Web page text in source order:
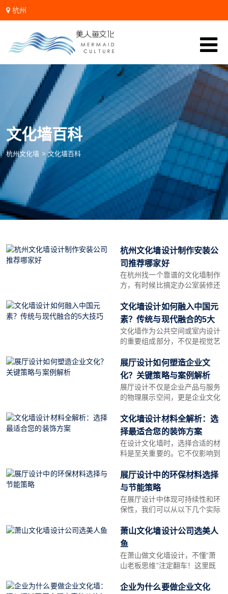
杭州
微信:zhanglidali
文化墙百科
杭州文化墙 >文化墙百科
杭州文化墙设计制作安装公
司推荐哪家好
在杭州找一个靠谱的文化墙制作
方，有时候比搞定办公室装修还
是上个月一个做电商的朋友在饭
桌上吐槽的原话。他的公司刚搬
到未来科技城，前台背后那面墙
空了三个月，HR总监催了不下
十次。他前后找了四五家，要么
方案太土，要么报价虚高，要么
嘴上说美院设计师操刀结果出图
一看像打印店模板。
文化墙设计如何融入中国元
素？传统与现代融合的5大
技巧
文化墙作为公共空间或室内设计
的重要组成部分，不仅是视觉艺
介。在当代设计中，如何将中国
传统文化元素巧妙融入文化墙设
计，既传承文化根脉，又赋予现
代审美价值，成为设计师和文化
机构共同探索的课题。
展厅设计如何塑造企业文
化？关键策略与案例解析
展厅设计不仅是企业产品与服务
的物理展示空间，更是企业文化
划与创意设计，展厅能够将抽象
的企业理念转化为具象的视觉符
号，从而强化品牌认知、提升市
场竞争力，并深化员工对企业价
值观的认同感。
文化墙设计材料全解析：选
择最适合您的装饰方案
在设计文化墙时，选择合适的材
料是至关重要的。它不仅影响到
性、维护成本及环保性能等多个
方面。以下是几种常见的文化墙
设计材料及其特性分析，帮助您
做出最佳选择。
展厅设计中的环保材料选择
与节能策略
在展厅设计中体现可持续性和环
保性，我们可以从以下几个实际
萧山文化墙设计公司选美人
鱼
在萧山做文化墙设计，不懂“萧
山老板思维”注定翻车！这里既
闷声发财的隐形冠军，还有数字
企业为什么要做企业文化